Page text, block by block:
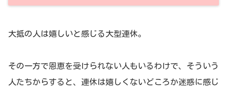
大抵の人は嬉しいと感じる大型連休。
その一方で恩恵を受けられない人もいるわけで、そういう
人たちからすると、連休は嬉しくないどころか迷惑に感じ